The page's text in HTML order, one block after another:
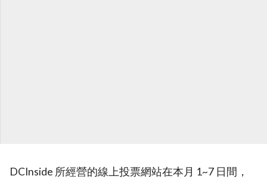
DCInside 所經營的線上投票網站在本月 1~7 日間，